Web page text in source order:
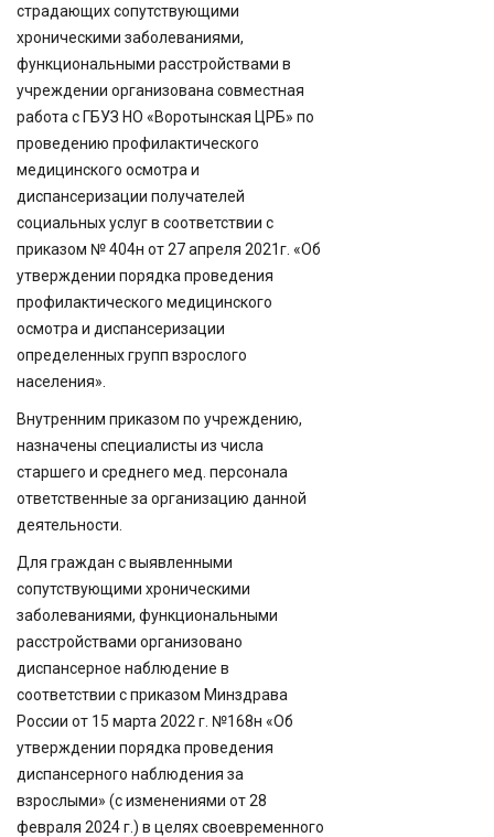
страдающих сопутствующими
хроническими заболеваниями,
функциональными расстройствами в
учреждении организована совместная
работа с ГБУЗ НО «Воротынская ЦРБ» по
проведению профилактического
медицинского осмотра и
диспансеризации получателей
социальных услуг в соответствии с
приказом № 404н от 27 апреля 2021г. «Об
утверждении порядка проведения
профилактического медицинского
осмотра и диспансеризации
определенных групп взрослого
населения».
Внутренним приказом по учреждению,
назначены специалисты из числа
старшего и среднего мед. персонала
ответственные за организацию данной
деятельности.
Для граждан с выявленными
сопутствующими хроническими
заболеваниями, функциональными
расстройствами организовано
диспансерное наблюдение в
соответствии с приказом Минздрава
России от 15 марта 2022 г. №168н «Об
утверждении порядка проведения
диспансерного наблюдения за
взрослыми» (с изменениями от 28
февраля 2024 г.) в целях своевременного